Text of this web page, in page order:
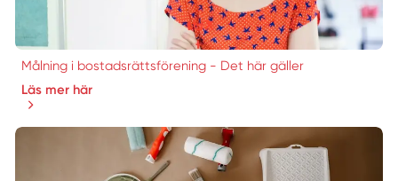
Målning i bostadsrättsförening - Det här gäller
Läs mer här